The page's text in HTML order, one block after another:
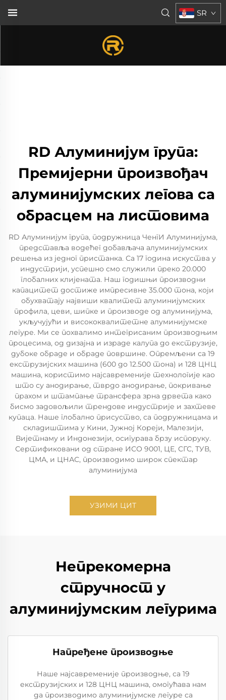
SR
RD Алуминијум група:
Премијерни произвођач
алуминијумских легова са
обрасцем на листовима
RD Алуминијум група, подружница ЧенгИ Алуминијума,
представља водећег добављача алуминијумских
решења из једног пристанка. Са 17 година искуства у
индустрији, успешно смо служили преко 20.000
глобалних клијената. Наш годишњи производни
капацитет достиже импресивне 35.000 тона, који
обухватају највиши квалитет алуминијумских
профила, цеви, шипке и производе од алуминијума,
укључујући и висококвалитетне алуминијумске
легуре. Ми се похвалимо интегрисаним производњим
процесима, од дизајна и израде калупа до екструзије,
дубоке обраде и обраде површине. Опремљени са 19
екструзијских машина (600 до 12.500 тона) и 128 ЦНЦ
машина, користимо најсавременије технологије као
што су анодирање, тврдо анодирање, покривање
прахом и штампање трансфера зрна дрвета како
бисмо задовољили трендове индустрије и захтеве
купаца. Наше глобално присуство, са подружницама и
складиштима у Кини, Јужној Кореји, Малезији,
Вијетнаму и Индонезији, осигурава брзу испоруку.
Сертификовани од стране ИСО 9001, ЦЕ, СГС, ТУВ,
ЦМА, и ЦНАС, производимо широк спектар
алуминијума
УЗИМИ ЦИТ
Непрекомерна
стручност у
алуминијумским легурима
Напређене производње
Наше најсавременије производње, са 19
екструзијских и 128 ЦНЦ машина, омогућава нам
да производимо алуминијумске легуре са